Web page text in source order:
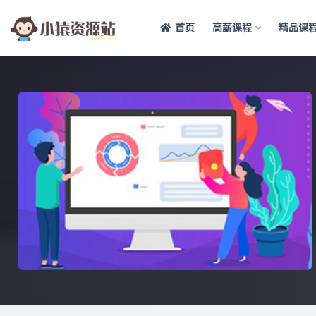
首页 高薪课程 精品课